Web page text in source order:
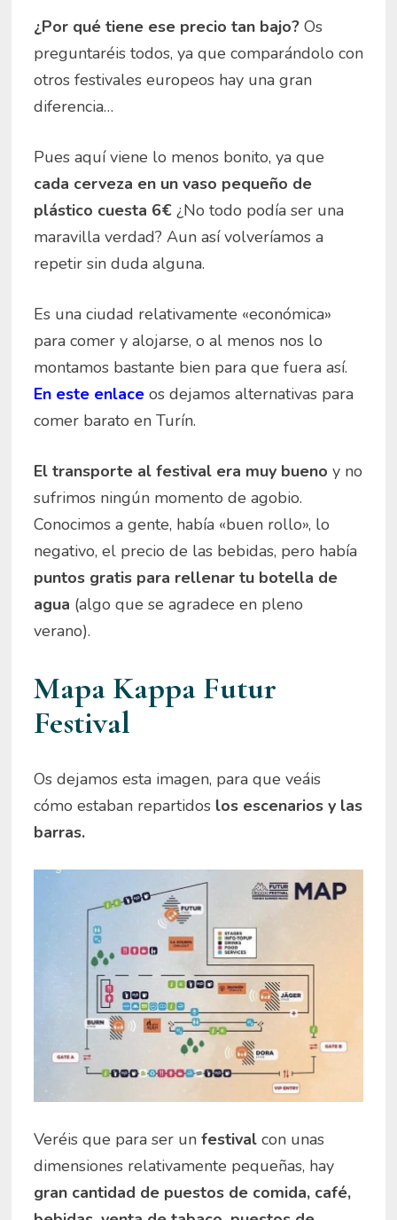
¿Por qué tiene ese precio tan bajo?Os
preguntaréis todos, ya que comparándolo con
otros festivales europeos hay una gran
diferencia…
Pues aquí viene lo menos bonito, ya que
cada cerveza en un vaso pequeño de
plástico cuesta 6€¿No todo podía ser una
maravilla verdad? Aun así volveríamos a
repetir sin duda alguna.
Es una ciudad relativamente «económica»
para comer y alojarse, o al menos nos lo
montamos bastante bien para que fuera así.
En este enlaceos dejamos alternativas para
comer barato en Turín.
El transporte al festival era muy bueno y no
sufrimos ningún momento de agobio.
Conocimos a gente, había «buen rollo», lo
negativo, el precio de las bebidas, pero había
puntos gratis para rellenar tu botella de
agua (algo que se agradece en pleno
verano).
Mapa Kappa Futur
Festival
Os dejamos esta imagen, para que veáis
cómo estaban repartidos los escenarios y las
barras.
Veréis que para ser unfestivalcon unas
dimensiones relativamente pequeñas, hay
gran cantidad de puestos de comida, café,